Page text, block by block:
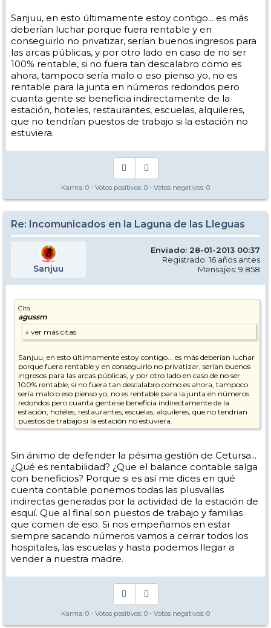
Sanjuu, en esto últimamente estoy contigo... es más
deberían luchar porque fuera rentable y en
conseguirlo no privatizar, serían buenos ingresos para
las arcas públicas, y por otro lado en caso de no ser
100% rentable, si no fuera tan descalabro como es
ahora, tampoco sería malo o eso pienso yo, no es
rentable para la junta en números redondos pero
cuanta gente se beneficia indirectamente de la
estación, hoteles, restaurantes, escuelas, alquileres,
que no tendrían puestos de trabajo si la estación no
estuviera.
Karma: 0 - Votos positivos: 0 - Votos negativos: 0
Re: Incomunicados en la Laguna de las Lleguas
Sanjuu
Enviado: 28-01-2013 00:37
Registrado: 16 años antes
Mensajes: 9.858
Cita
agussm
Sanjuu, en esto últimamente estoy contigo... es más deberían luchar
porque fuera rentable y en conseguirlo no privatizar, serían buenos
ingresos para las arcas públicas, y por otro lado en caso de no ser
100% rentable, si no fuera tan descalabro como es ahora, tampoco
sería malo o eso pienso yo, no es rentable para la junta en números
redondos pero cuanta gente se beneficia indirectamente de la
estación, hoteles, restaurantes, escuelas, alquileres, que no tendrían
puestos de trabajo si la estación no estuviera.
Sin ánimo de defender la pésima gestión de Cetursa...
¿Qué es rentabilidad? ¿Que el balance contable salga
con beneficios? Porque si es así me dices en qué
cuenta contable ponemos todas las plusvalías
indirectas generadas por la actividad de la estación de
esquí. Que al final son puestos de trabajo y familias
que comen de eso. Si nos empeñamos en estar
siempre sacando números vamos a cerrar todos los
hospitales, las escuelas y hasta podemos llegar a
vender a nuestra madre.
Karma: 0 - Votos positivos: 0 - Votos negativos: 0